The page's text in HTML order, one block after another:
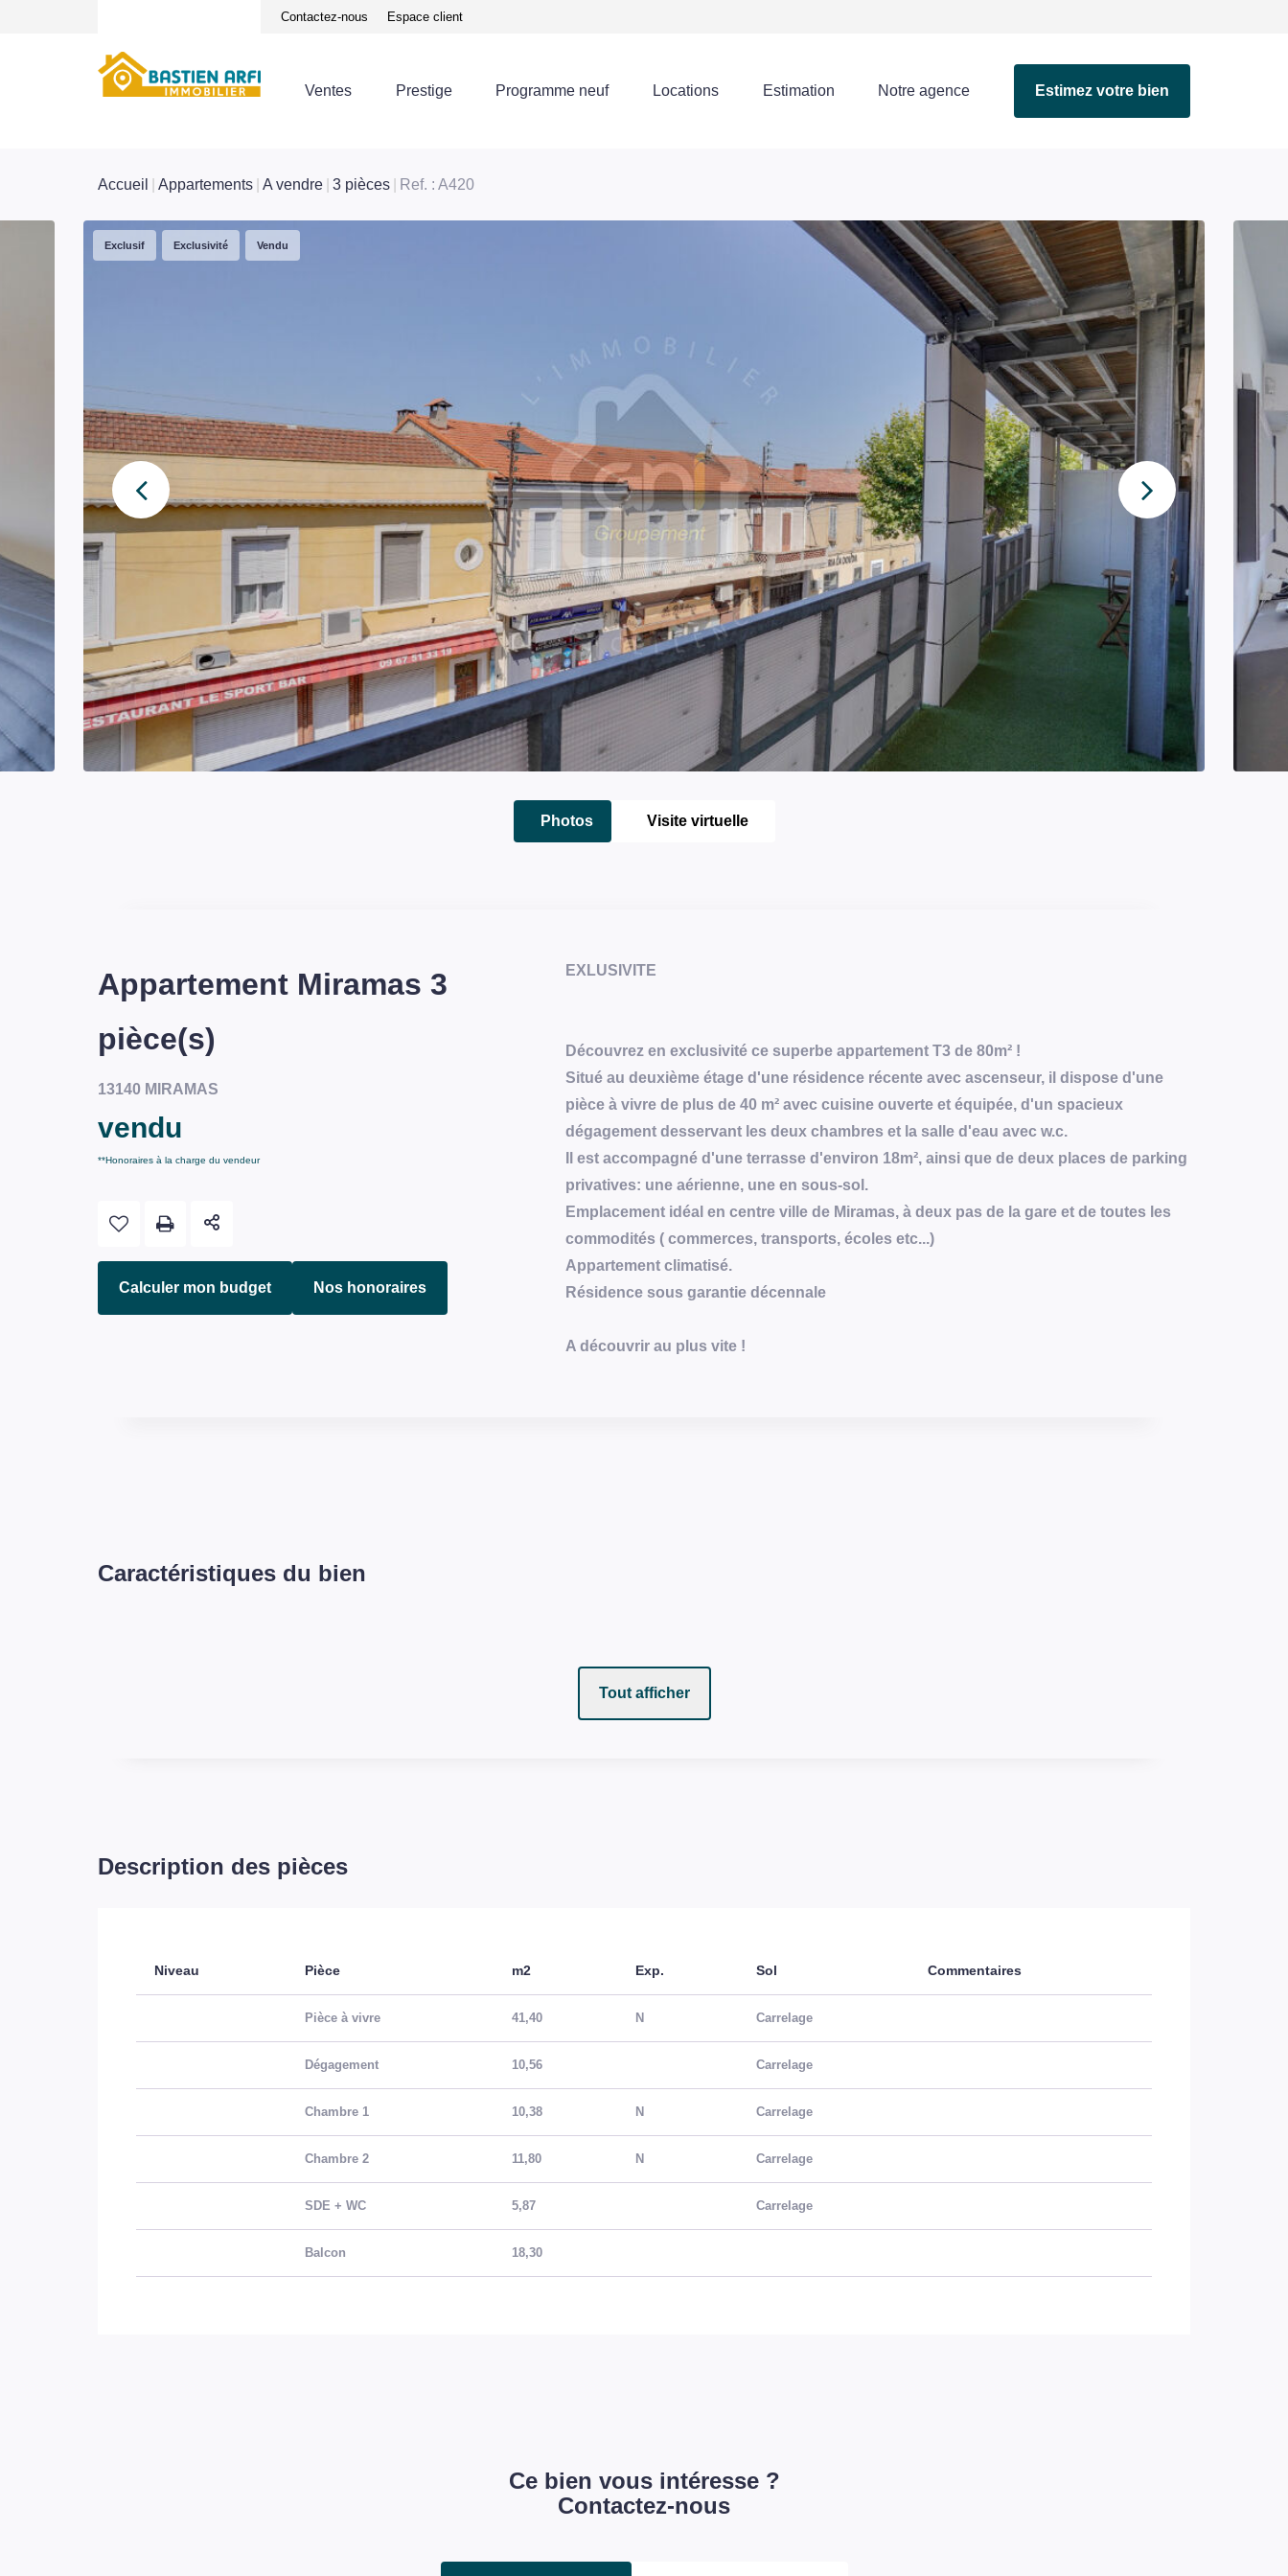
Contactez-nous Espace client
Ventes Prestige Programme neuf Locations Estimation Notre agence Estimez votre bien
Accueil Appartements A vendre 3 pièces Ref. : A420
Exclusif Exclusivité Vendu
Photos Visite virtuelle
Appartement Miramas 3
pièce(s)
13140 MIRAMAS
vendu
**Honoraires à la charge du vendeur
Calculer mon budget Nos honoraires
EXLUSIVITE
Découvrez en exclusivité ce superbe appartement T3 de 80m² !
Situé au deuxième étage d'une résidence récente avec ascenseur, il dispose d'une
pièce à vivre de plus de 40 m² avec cuisine ouverte et équipée, d'un spacieux
dégagement desservant les deux chambres et la salle d'eau avec w.c.
Il est accompagné d'une terrasse d'environ 18m², ainsi que de deux places de parking
privatives: une aérienne, une en sous-sol.
Emplacement idéal en centre ville de Miramas, à deux pas de la gare et de toutes les
commodités ( commerces, transports, écoles etc...)
Appartement climatisé.
Résidence sous garantie décennale
A découvrir au plus vite !
Caractéristiques du bien
Tout afficher
Description des pièces
Niveau Pièce m2 Exp. Sol Commentaires
Pièce à vivre 41,40 N Carrelage
Dégagement 10,56 Carrelage
Chambre 1 10,38 N Carrelage
Chambre 2 11,80 N Carrelage
SDE + WC 5,87 Carrelage
Balcon 18,30
Ce bien vous intéresse ?
Contactez-nous